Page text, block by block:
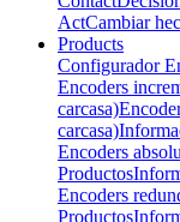
ActCambiar
Products
Configurador
Encoders
carcasa)
carcasa)
Encoders
Productos
Encoders
Productos